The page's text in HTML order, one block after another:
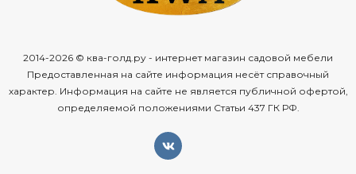
2014-2026 © ква-голд.ру - интернет магазин садовой мебели
Предоставленная на сайте информация несёт справочный
характер. Информация на сайте не является публичной офертой,
определяемой положениями Статьи 437 ГК РФ.